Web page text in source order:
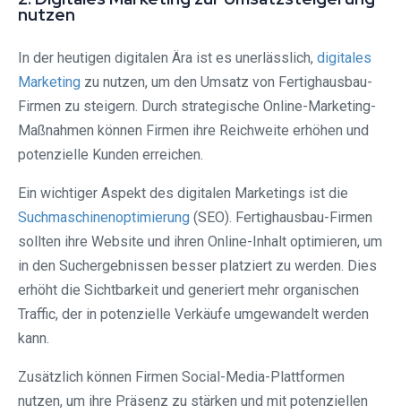
nutzen
In der heutigen digitalen Ära ist es unerlässlich, digitales
Marketing zu nutzen, um den Umsatz von Fertighausbau-
Firmen zu steigern. Durch strategische Online-Marketing-
Maßnahmen können Firmen ihre Reichweite erhöhen und
potenzielle Kunden erreichen.
Ein wichtiger Aspekt des digitalen Marketings ist die
Suchmaschinenoptimierung (SEO). Fertighausbau-Firmen
sollten ihre Website und ihren Online-Inhalt optimieren, um
in den Suchergebnissen besser platziert zu werden. Dies
erhöht die Sichtbarkeit und generiert mehr organischen
Traffic, der in potenzielle Verkäufe umgewandelt werden
kann.
Zusätzlich können Firmen Social-Media-Plattformen
nutzen, um ihre Präsenz zu stärken und mit potenziellen